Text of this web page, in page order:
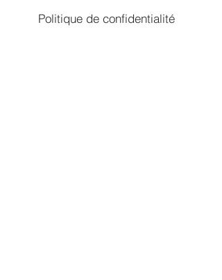
Politique de confidentialité